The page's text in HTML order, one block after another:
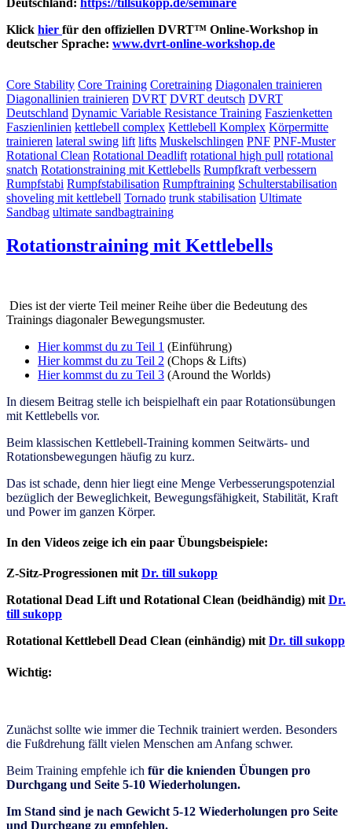
Deutschland: https://tillsukopp.de/seminare
Klick hier für den offiziellen DVRT™ Online-Workshop in
deutscher Sprache: www.dvrt-online-workshop.de
Core Stability Core Training Coretraining Diagonalen trainieren
Diagonallinien trainieren DVRT DVRT deutsch DVRT
Deutschland Dynamic Variable Resistance Training Faszienketten
Faszienlinien kettlebell complex Kettlebell Komplex Körpermitte
trainieren lateral swing lift lifts Muskelschlingen PNF PNF-Muster
Rotational Clean Rotational Deadlift rotational high pull rotational
snatch Rotationstraining mit Kettlebells Rumpfkraft verbessern
Rumpfstabi Rumpfstabilisation Rumpftraining Schulterstabilisation
shoveling mit kettlebell Tornado trunk stabilisation Ultimate
Sandbag ultimate sandbagtraining
Rotationstraining mit Kettlebells
Dies ist der vierte Teil meiner Reihe über die Bedeutung des
Trainings diagonaler Bewegungsmuster.
Hier kommst du zu Teil 1 (Einführung)
Hier kommst du zu Teil 2 (Chops & Lifts)
Hier kommst du zu Teil 3 (Around the Worlds)
In diesem Beitrag stelle ich beispielhaft ein paar Rotationsübungen
mit Kettlebells vor.
Beim klassischen Kettlebell-Training kommen Seitwärts- und
Rotationsbewegungen häufig zu kurz.
Das ist schade, denn hier liegt eine Menge Verbesserungspotenzial
bezüglich der Beweglichkeit, Bewegungsfähigkeit, Stabilität, Kraft
und Power im ganzen Körper.
In den Videos zeige ich ein paar Übungsbeispiele:
Z-Sitz-Progressionen mit Dr. till sukopp
Rotational Dead Lift und Rotational Clean (beidhändig) mit Dr.
till sukopp
Rotational Kettlebell Dead Clean (einhändig) mit Dr. till sukopp
Wichtig:
Zunächst sollte wie immer die Technik trainiert werden. Besonders
die Fußdrehung fällt vielen Menschen am Anfang schwer.
Beim Training empfehle ich für die knienden Übungen pro
Durchgang und Seite 5-10 Wiederholungen.
Im Stand sind je nach Gewicht 5-12 Wiederholungen pro Seite
und Durchgang zu empfehlen.